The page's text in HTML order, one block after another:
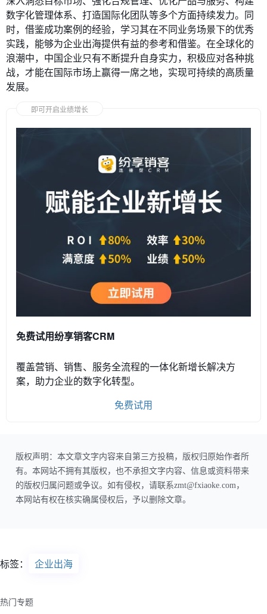
数字化管理体系、打造国际化团队等多个方面持续发力。同
时，借鉴成功案例的经验，学习其在不同业务场景下的优秀
实践，能够为企业出海提供有益的参考和借鉴。在全球化的
浪潮中，中国企业只有不断提升自身实力，积极应对各种挑
战，才能在国际市场上赢得一席之地，实现可持续的高质量
发展。
即可开启业绩增长
免费试用纷享销客CRM
覆盖营销、销售、服务全流程的一体化新增长解决方
案，助力企业的数字化转型。
免费试用
版权声明：本文章文字内容来自第三方投稿，版权归原始作者所
有。本网站不拥有其版权，也不承担文字内容、信息或资料带来
的版权归属问题或争议。如有侵权，请联系zmt@fxiaoke.com，
本网站有权在核实确属侵权后，予以删除文章。
标签： 企业出海
热门专题